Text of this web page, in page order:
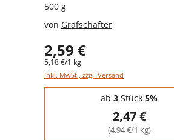
500 g
von Grafschafter
2,59 €
5,18 €/1 kg
inkl. MwSt., zzgl. Versand
Staffelpreise - Mengenrabatt
ab 3 Stück 5%
2,47 €
(4,94 €/1 kg)